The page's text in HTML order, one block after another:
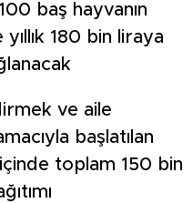
baş hayvanın
180 bin liraya
ve aile
başlatılan
toplam 150 bin